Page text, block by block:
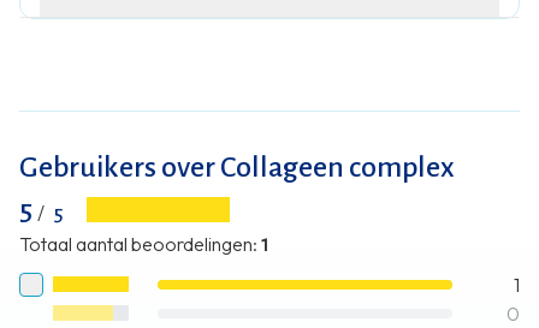
Gebruikers over Collageen complex
5 / 5
Totaal aantal beoordelingen: 1
1
0